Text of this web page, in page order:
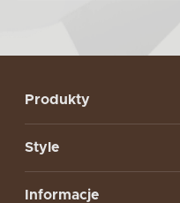
Produkty
Style
Informacje